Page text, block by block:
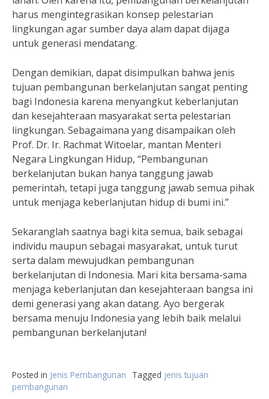
harus mengintegrasikan konsep pelestarian
lingkungan agar sumber daya alam dapat dijaga
untuk generasi mendatang.
Dengan demikian, dapat disimpulkan bahwa jenis
tujuan pembangunan berkelanjutan sangat penting
bagi Indonesia karena menyangkut keberlanjutan
dan kesejahteraan masyarakat serta pelestarian
lingkungan. Sebagaimana yang disampaikan oleh
Prof. Dr. Ir. Rachmat Witoelar, mantan Menteri
Negara Lingkungan Hidup, “Pembangunan
berkelanjutan bukan hanya tanggung jawab
pemerintah, tetapi juga tanggung jawab semua pihak
untuk menjaga keberlanjutan hidup di bumi ini.”
Sekaranglah saatnya bagi kita semua, baik sebagai
individu maupun sebagai masyarakat, untuk turut
serta dalam mewujudkan pembangunan
berkelanjutan di Indonesia. Mari kita bersama-sama
menjaga keberlanjutan dan kesejahteraan bangsa ini
demi generasi yang akan datang. Ayo bergerak
bersama menuju Indonesia yang lebih baik melalui
pembangunan berkelanjutan!
Posted in Jenis Pembangunan Tagged jenis tujuan
pembangunan